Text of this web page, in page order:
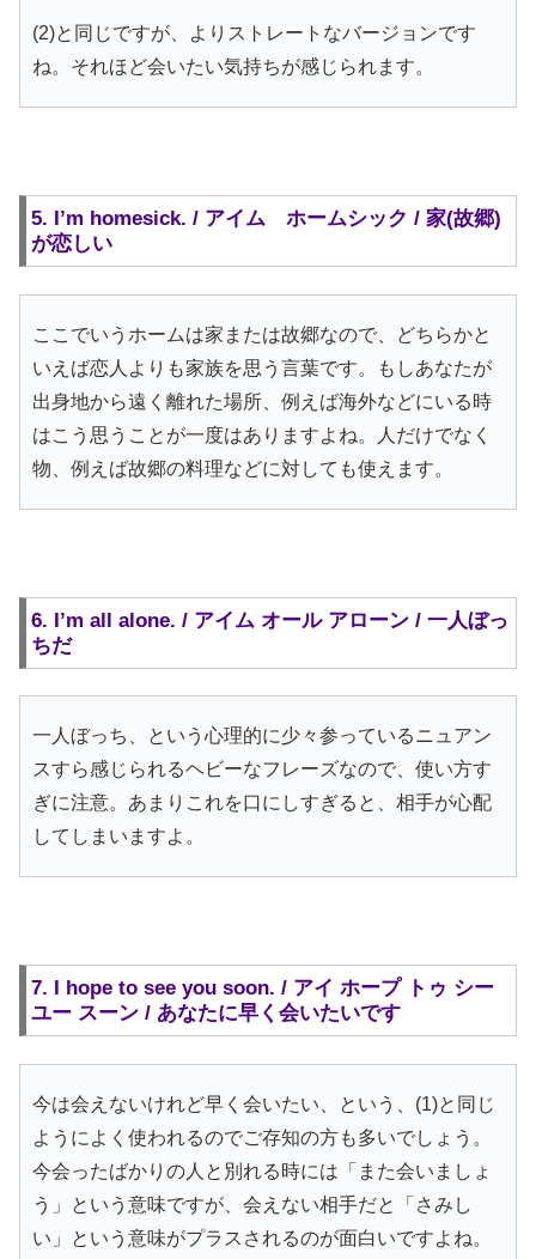
(2)と同じですが、よりストレートなバージョンです
ね。それほど会いたい気持ちが感じられます。
5. I’m homesick. / アイム ホームシック / 家(故郷)
が恋しい
ここでいうホームは家または故郷なので、どちらかと
いえば恋人よりも家族を思う言葉です。もしあなたが
出身地から遠く離れた場所、例えば海外などにいる時
はこう思うことが一度はありますよね。人だけでなく
物、例えば故郷の料理などに対しても使えます。
6. I’m all alone. / アイム オール アローン / 一人ぼっ
ちだ
一人ぼっち、という心理的に少々参っているニュアン
スすら感じられるヘビーなフレーズなので、使い方す
ぎに注意。あまりこれを口にしすぎると、相手が心配
してしまいますよ。
7. I hope to see you soon. / アイ ホープ トゥ シー
ユー スーン / あなたに早く会いたいです
今は会えないけれど早く会いたい、という、(1)と同じ
ようによく使われるのでご存知の方も多いでしょう。
今会ったばかりの人と別れる時には「また会いましょ
う」という意味ですが、会えない相手だと「さみし
い」という意味がプラスされるのが面白いですよね。